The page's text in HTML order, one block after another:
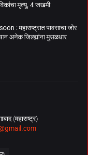
मृत्यू, 4 जखमी
: महाराष्ट्रात पावसाचा जोर
अनेक जिल्ह्यांना मुसळधार
(महाराष्ट्र)